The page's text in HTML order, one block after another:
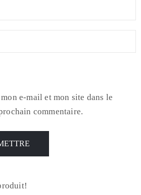
e-mail et mon site dans le
commentaire.